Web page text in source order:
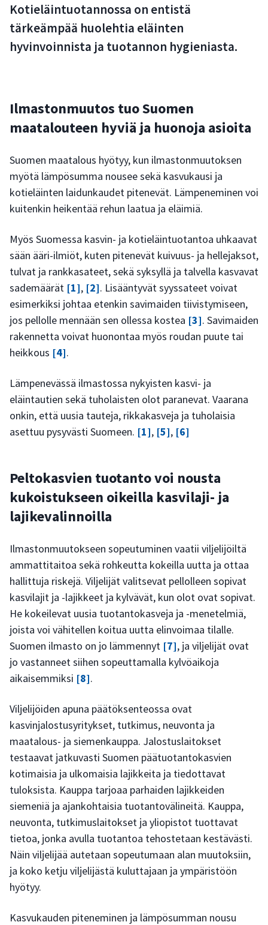
Kotieläintuotannossa on entistä
tärkeämpää huolehtia eläinten
hyvinvoinnista ja tuotannon hygieniasta.
Ilmastonmuutos tuo Suomen
maatalouteen hyviä ja huonoja asioita
Suomen maatalous hyötyy, kun ilmastonmuutoksen
myötä lämpösumma nousee sekä kasvukausi ja
kotieläinten laidunkaudet pitenevät. Lämpeneminen voi
kuitenkin heikentää rehun laatua ja eläimiä.
Myös Suomessa kasvin- ja kotieläintuotantoa uhkaavat
sään ääri-ilmiöt, kuten pitenevät kuivuus- ja hellejaksot,
tulvat ja rankkasateet, sekä syksyllä ja talvella kasvavat
sademäärät [1], [2]. Lisääntyvät syyssateet voivat
esimerkiksi johtaa etenkin savimaiden tiivistymiseen,
jos pellolle mennään sen ollessa kostea [3]. Savimaiden
rakennetta voivat huonontaa myös roudan puute tai
heikkous [4].
Lämpenevässä ilmastossa nykyisten kasvi- ja
eläintautien sekä tuholaisten olot paranevat. Vaarana
onkin, että uusia tauteja, rikkakasveja ja tuholaisia
asettuu pysyvästi Suomeen. [1], [5], [6]
Peltokasvien tuotanto voi nousta
kukoistukseen oikeilla kasvilaji- ja
lajikevalinnoilla
Ilmastonmuutokseen sopeutuminen vaatii viljelijöiltä
ammattitaitoa sekä rohkeutta kokeilla uutta ja ottaa
hallittuja riskejä. Viljelijät valitsevat pellolleen sopivat
kasvilajit ja -lajikkeet ja kylvävät, kun olot ovat sopivat.
He kokeilevat uusia tuotantokasveja ja -menetelmiä,
joista voi vähitellen koitua uutta elinvoimaa tilalle.
Suomen ilmasto on jo lämmennyt [7], ja viljelijät ovat
jo vastanneet siihen sopeuttamalla kylvöaikoja
aikaisemmiksi [8].
Viljelijöiden apuna päätöksenteossa ovat
kasvinjalostusyritykset, tutkimus, neuvonta ja
maatalous- ja siemenkauppa. Jalostuslaitokset
testaavat jatkuvasti Suomen päätuotantokasvien
kotimaisia ja ulkomaisia lajikkeita ja tiedottavat
tuloksista. Kauppa tarjoaa parhaiden lajikkeiden
siemeniä ja ajankohtaisia tuotantovälineitä. Kauppa,
neuvonta, tutkimuslaitokset ja yliopistot tuottavat
tietoa, jonka avulla tuotantoa tehostetaan kestävästi.
Näin viljelijää autetaan sopeutumaan alan muutoksiin,
ja koko ketju viljelijästä kuluttajaan ja ympäristöön
hyötyy.
Kasvukauden piteneminen ja lämpösumman nousu